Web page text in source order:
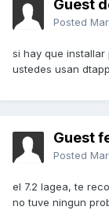
Guest
Posted
si hay que installar
ustedes usan
Guest
Posted
el 7.2 lagea, te
no tuve ningun